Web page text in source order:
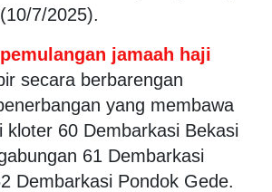
7/2025).
pemulangan jamaah haji
secara berbarengan
yang membawa
kloter 60 Dembarkasi Bekasi
61 Dembarkasi
Dembarkasi Pondok Gede.